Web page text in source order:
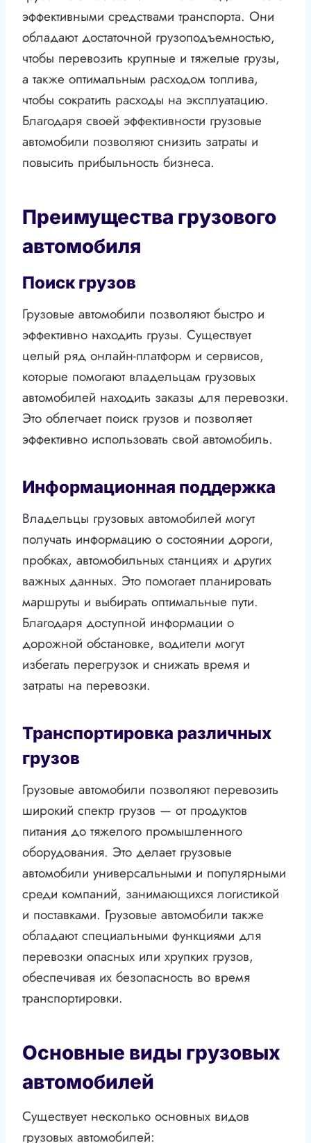
эффективными средствами транспорта. Они
обладают достаточной грузоподъемностью,
чтобы перевозить крупные и тяжелые грузы,
а также оптимальным расходом топлива,
чтобы сократить расходы на эксплуатацию.
Благодаря своей эффективности грузовые
автомобили позволяют снизить затраты и
повысить прибыльность бизнеса.
Преимущества грузового
автомобиля
Поиск грузов
Грузовые автомобили позволяют быстро и
эффективно находить грузы. Существует
целый ряд онлайн-платформ и сервисов,
которые помогают владельцам грузовых
автомобилей находить заказы для перевозки.
Это облегчает поиск грузов и позволяет
эффективно использовать свой автомобиль.
Информационная поддержка
Владельцы грузовых автомобилей могут
получать информацию о состоянии дороги,
пробках, автомобильных станциях и других
важных данных. Это помогает планировать
маршруты и выбирать оптимальные пути.
Благодаря доступной информации о
дорожной обстановке, водители могут
избегать перегрузок и снижать время и
затраты на перевозки.
Транспортировка различных
грузов
Грузовые автомобили позволяют перевозить
широкий спектр грузов — от продуктов
питания до тяжелого промышленного
оборудования. Это делает грузовые
автомобили универсальными и популярными
среди компаний, занимающихся логистикой
и поставками. Грузовые автомобили также
обладают специальными функциями для
перевозки опасных или хрупких грузов,
обеспечивая их безопасность во время
транспортировки.
Основные виды грузовых
автомобилей
Существует несколько основных видов
грузовых автомобилей: